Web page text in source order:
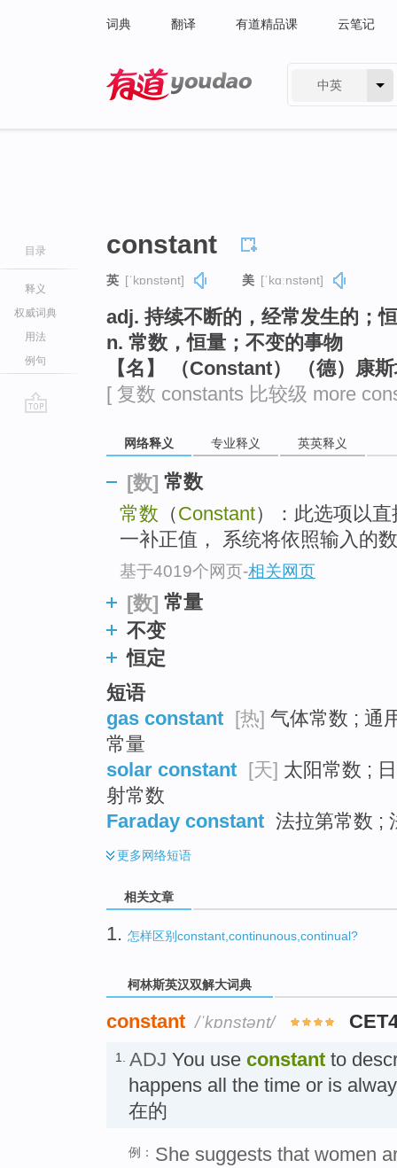
词典 翻译 有道精品课 云笔记
中英
目录
释义
权威词典
用法
例句
constant
英 [ˈkɒnstənt] 美 [ˈkɑːnstənt]
adj. 持续不断的，经常发生的；
n. 常数，恒量；不变的事物
【名】 （Constant） （德）康
[ 复数 constants 比较级 more
网络释义 专业释义 英英释义
[数] 常数
常数 （Constant）：此选项以
一补正值， 系统将依照输入的
基于4019个网页-相关网页
[数] 常量
不变
恒定
短语
gas constant [热] 气体常数 ; 通
常量
solar constant [天] 太阳常数 ;
射常数
Faraday constant 法拉第常数 ;
更多网络短语
相关文章
1. 怎样区别constant,continunous,continual?
柯林斯英汉双解大词典
constant /ˈkɒnstənt/
1. ADJ You use constant to
happens all the time or is
在的
例： She suggests that women